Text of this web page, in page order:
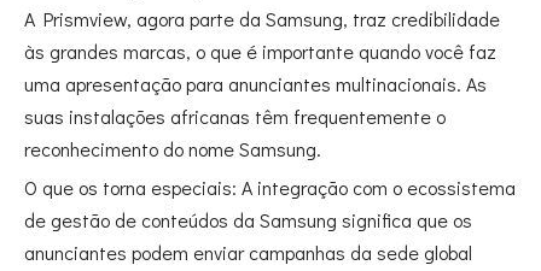
A Prismview, agora parte da Samsung, traz credibilidade
às grandes marcas, o que é importante quando você faz
uma apresentação para anunciantes multinacionais. As
suas instalações africanas têm frequentemente o
reconhecimento do nome Samsung.
O que os torna especiais: A integração com o ecossistema
de gestão de conteúdos da Samsung significa que os
anunciantes podem enviar campanhas da sede global